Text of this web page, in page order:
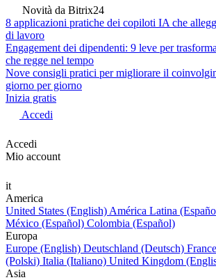
Novità da Bitrix24
8 applicazioni pratiche dei copiloti IA che
di lavoro
Engagement dei dipendenti: 9 leve per
che regge nel tempo
Nove consigli pratici per migliorare il
giorno per giorno
Inizia gratis
Accedi
Accedi
Mio account
it
America
United States (English) América Latina
México (Español) Colombia (Español)
Europa
Europe (English) Deutschland (Deutsch)
(Polski) Italia (Italiano) United Kingdom
Asia